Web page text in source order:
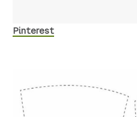
Pinterest